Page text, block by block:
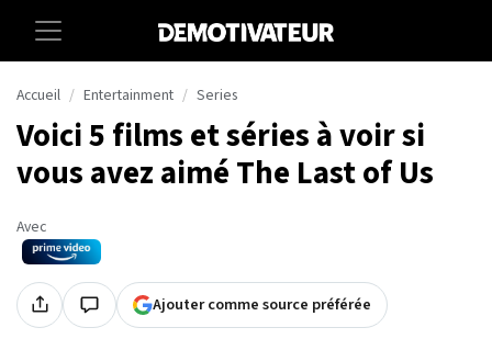
Accueil Entertainment Series
Voici 5 films et séries à voir si
vous avez aimé The Last of Us
Avec
Ajouter comme source préférée